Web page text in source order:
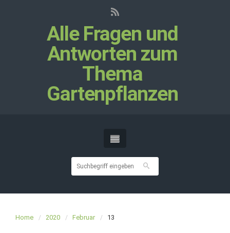
Alle Fragen und
Antworten zum
Thema
Gartenpflanzen
Home 2020 Februar 13